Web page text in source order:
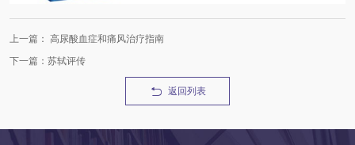
上一篇： 高尿酸血症和痛风治疗指南
下一篇：苏轼评传
返回列表